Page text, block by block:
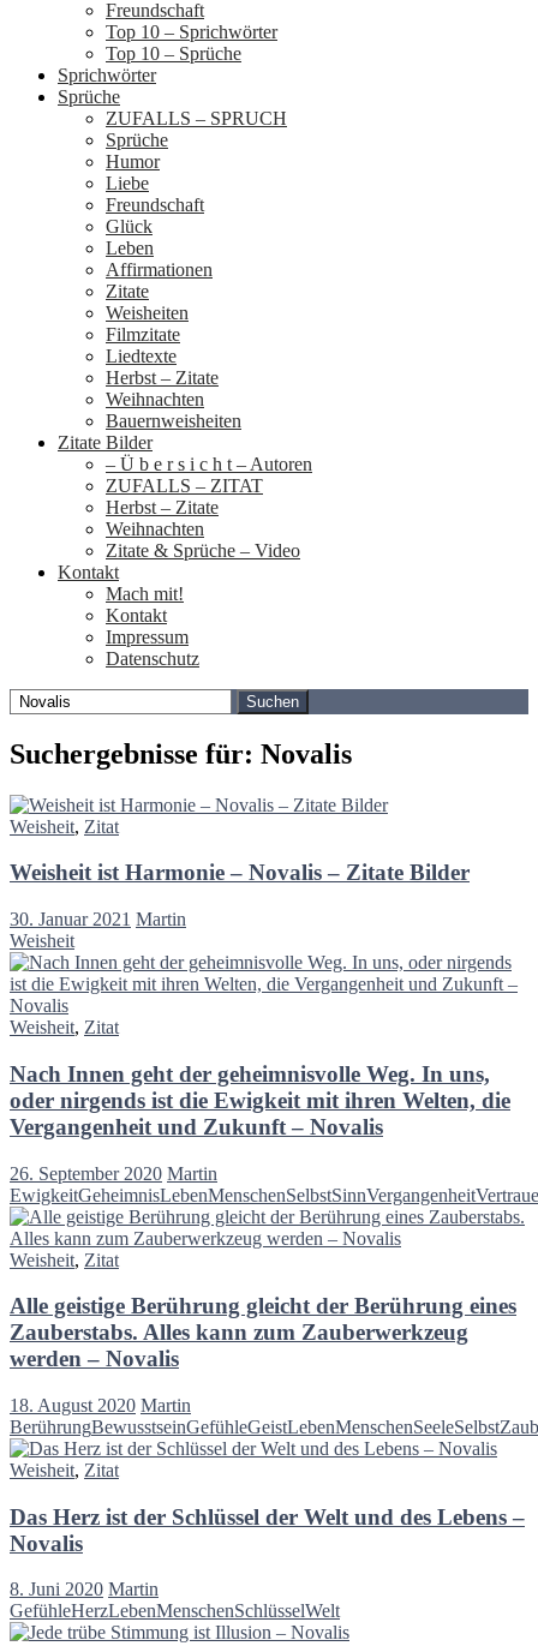
Freundschaft
Top 10 – Sprichwörter
Top 10 – Sprüche
Sprichwörter
Sprüche
ZUFALLS – SPRUCH
Sprüche
Humor
Liebe
Freundschaft
Glück
Leben
Affirmationen
Zitate
Weisheiten
Filmzitate
Liedtexte
Herbst – Zitate
Weihnachten
Bauernweisheiten
Zitate Bilder
– Ü b e r s i c h t – Autoren
ZUFALLS – ZITAT
Herbst – Zitate
Weihnachten
Zitate & Sprüche – Video
Kontakt
Mach mit!
Kontakt
Impressum
Datenschutz
Suchen
nach:
Suchergebnisse für: Novalis
Weisheit, Zitat
Weisheit ist Harmonie – Novalis – Zitate Bilder
30. Januar 2021 Martin
Weisheit
Weisheit, Zitat
Nach Innen geht der geheimnisvolle Weg. In uns,
oder nirgends ist die Ewigkeit mit ihren Welten, die
Vergangenheit und Zukunft – Novalis
26. September 2020 Martin
EwigkeitGeheimnisLebenMenschenSelbstSinnVergangenheit
Weisheit, Zitat
Alle geistige Berührung gleicht der Berührung eines
Zauberstabs. Alles kann zum Zauberwerkzeug
werden – Novalis
18. August 2020 Martin
BerührungBewusstseinGefühleGeistLebenMenschenSeeleSelbst
Weisheit, Zitat
Das Herz ist der Schlüssel der Welt und des Lebens –
Novalis
8. Juni 2020 Martin
GefühleHerzLebenMenschenSchlüsselWelt